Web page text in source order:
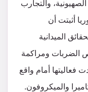
والتجارب
وغزة وسوريا أثبتت أن
الميدانية
الضربات ومراكمة
فعاليتها أمام واقع
والميكروفون.